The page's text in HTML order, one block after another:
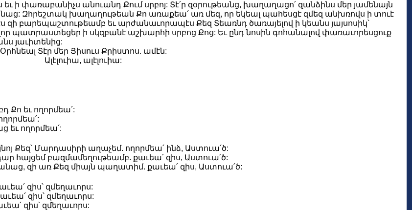
ի փառաբանիչս անուանդ Քում սրբոյ: Տէ՛ր զօրութեանց, խաղաղացո՛ զանձինս մեր յամենայն
Զհրեշտակ խաղաղութեան Քո առաքեա՛ առ մեզ, որ եկեալ պահեսցէ զմեզ անխռովս ի տուէ
զի բարեպաշտութեամբ եւ արժանաւորապէս Քեզ Տեառնդ ծառայելով ի կեանս յայսոսիկ՝
պատրաստեցեր ի սկզբանէ աշխարհի սրբոց Քոց: Եւ ընդ նոսին գոհանալով փառաւորեսցուք
յաւիտենից:
Օրհնեալ Տէր մեր Յիսուս Քրիստոս. ամէն:
Ալէլուիա, ալէլուիա:
Քո եւ ողորմեա՛:
եւ ողորմեա՛:
Քեզ՝ Մարդասիրի աղաչեմ. ողորմեա՛ ինձ, Աստուա՛ծ:
հայցեմ բազմամեղութեամբ. քաւեա՛ զիս, Աստուա՛ծ:
զի առ Քեզ միայն պաղատիմ. քաւեա՛ զիս, Աստուա՛ծ:
զիս՝ զմեղաւորս:
զիս՝ զմեղաւորս:
զիս՝ զմեղաւորս: